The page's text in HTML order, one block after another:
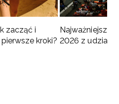
zacząć i
kroki?
Najważniejsze
2026 z